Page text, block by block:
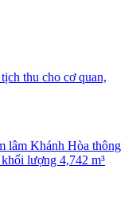
thu cho cơ quan,
lâm Khánh Hòa thông
lượng 4,742 m³